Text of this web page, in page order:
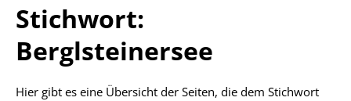
Stichwort:
Berglsteinersee
Hier gibt es eine Übersicht der Seiten, die dem Stichwort